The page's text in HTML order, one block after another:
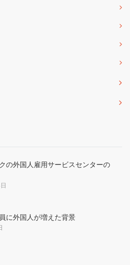
の外国人雇用サービスセンターの
に外国人が増えた背景